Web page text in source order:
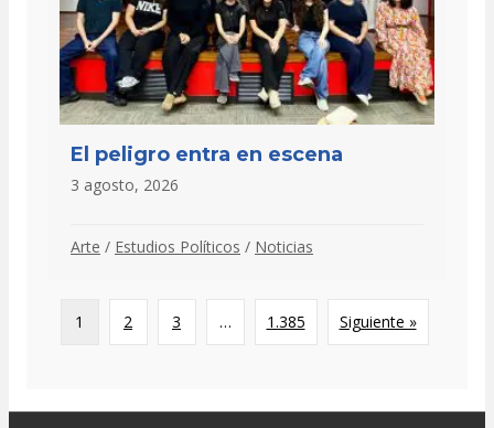
El peligro entra en escena
3 agosto, 2026
Arte / Estudios Políticos / Noticias
1 2 3 … 1.385 Siguiente »